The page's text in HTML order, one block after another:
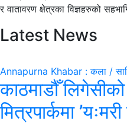
र वातावरण क्षेत्रका विज्ञहरुको
Latest News
Annapurna Khabar : कला /
काठमाडौँ
मित्रपार्कमा